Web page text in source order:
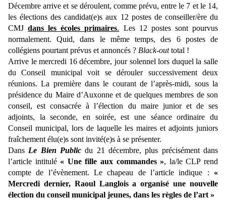
Décembre arrive et se déroulent, comme prévu, entre le 7 et le 14,
les élections des candidat(e)s aux 12 postes de conseiller/ère du
CMJdans les écoles primaires. Les 12 postes sont pourvus
normalement. Quid, dans le même temps, des 6 postes de
collégiens pourtant prévus et annoncés ? Black-outtotal !
Arrive le mercredi 16 décembre, jour solennel lors duquel la salle
du Conseil municipal voit se dérouler successivement deux
réunions. La première dans le courant de l’après-midi, sous la
présidence du Maire d’Auxonne et de quelques membres de son
conseil, est consacrée à l’élection du maire junior et de ses
adjoints, la seconde, en soirée, est une séance ordinaire du
Conseil municipal, lors de laquelle les maires et adjoints juniors
fraîchement élu(e)s sont invité(e)s à se présenter.
Dans Le Bien Publicdu 21 décembre, plus précisément dans
l’article intitulé « Une fille aux commandes », la/le CLP rend
compte de l’évènement. Le chapeau de l’article indique : «
Mercredi dernier, Raoul Langlois a organisé une nouvelle
élection du conseil municipal jeunes, dans les règles de l’art »